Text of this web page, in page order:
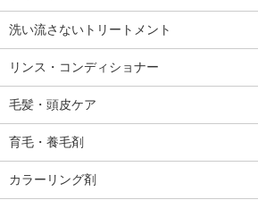
洗い流さないトリートメント
リンス・コンディショナー
毛髪・頭皮ケア
育毛・養毛剤
カラーリング剤